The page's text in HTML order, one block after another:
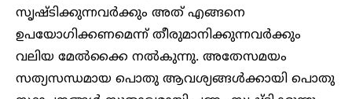
സൃഷ്ടിക്കുന്നവർക്കും അത് എങ്ങനെ
ഉപയോഗിക്കണമെന്ന് തീരുമാനിക്കുന്നവർക്കും
വലിയ മേൽക്കൈ നൽകുന്നു. അതേസമയം
സത്യസന്ധമായ പൊതു ആവശ്യങ്ങൾക്കായി പൊതു